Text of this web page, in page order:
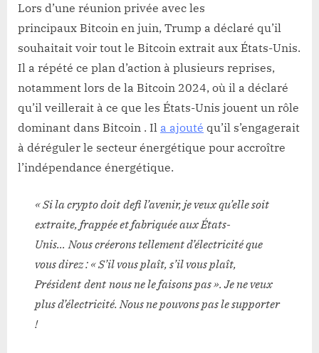
Lors d’une réunion privée avec les
principaux Bitcoin en juin, Trump a déclaré qu’il
souhaitait voir tout le Bitcoin extrait aux États-Unis.
Il a répété ce plan d’action à plusieurs reprises,
notamment lors de la Bitcoin 2024, où il a déclaré
qu’il veillerait à ce que les États-Unis jouent un rôle
dominant dans Bitcoin . Il a ajouté qu’il s’engagerait
à déréguler le secteur énergétique pour accroître
l’indépendance énergétique.
« Si la crypto doit defi l’avenir, je veux qu’elle soit
extraite, frappée et fabriquée aux États-
Unis… Nous créerons tellement d’électricité que
vous direz : « S’il vous plaît, s’il vous plaît,
Président dent nous ne le faisons pas ». Je ne veux
plus d’électricité. Nous ne pouvons pas le supporter
!